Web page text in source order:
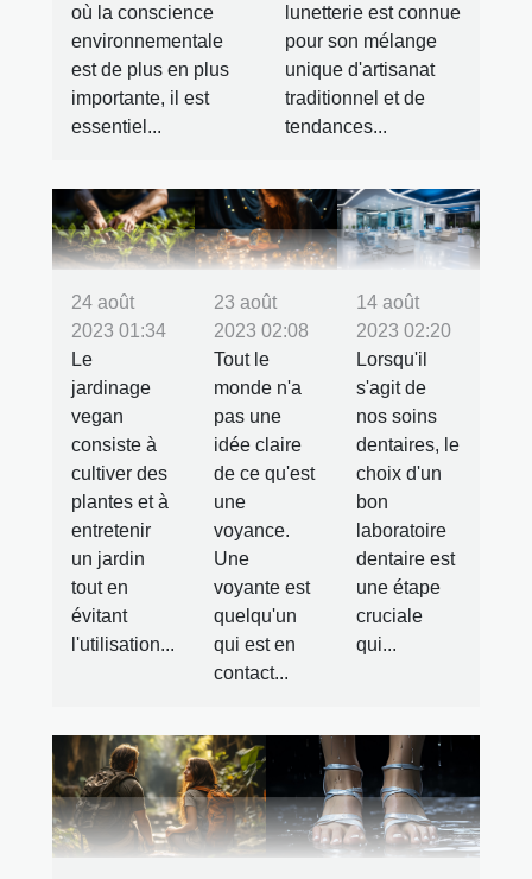
où la conscience
environnementale
est de plus en plus
importante, il est
essentiel...
lunetterie est connue
pour son mélange
unique d'artisanat
traditionnel et de
tendances...
24 août
2023 01:34
Le
jardinage
vegan
consiste à
cultiver des
plantes et à
entretenir
un jardin
tout en
évitant
l'utilisation...
23 août
2023 02:08
Tout le
monde n'a
pas une
idée claire
de ce qu'est
une
voyance.
Une
voyante est
quelqu'un
qui est en
contact...
14 août
2023 02:20
Lorsqu'il
s'agit de
nos soins
dentaires, le
choix d'un
bon
laboratoire
dentaire est
une étape
cruciale
qui...